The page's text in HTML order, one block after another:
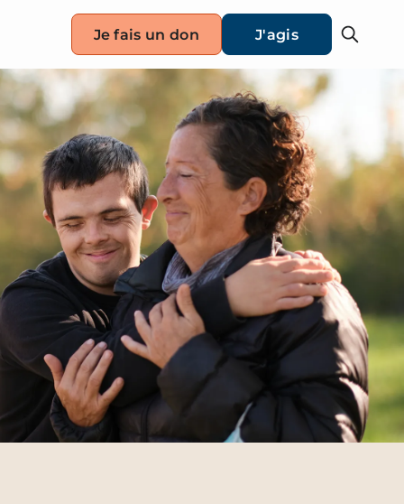
Je fais un don J'agis